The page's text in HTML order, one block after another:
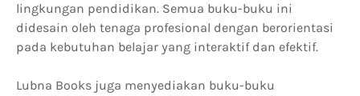
lingkungan pendidikan. Semua buku-buku ini
didesain oleh tenaga profesional dengan berorientasi
pada kebutuhan belajar yang interaktif dan efektif.
Lubna Books juga menyediakan buku-buku